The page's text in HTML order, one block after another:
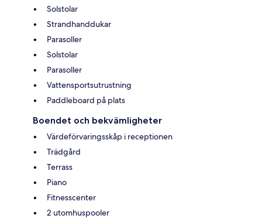
Solstolar
Strandhanddukar
Parasoller
Solstolar
Parasoller
Vattensportsutrustning
Paddleboard på plats
Boendet och bekvämligheter
Värdeförvaringsskåp i receptionen
Trädgård
Terrass
Piano
Fitnesscenter
2 utomhuspooler